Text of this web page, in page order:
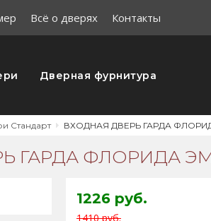
Всё о дверях Контакты
Дверная фурнитура
Стандарт ВХОДНАЯ ДВЕРЬ ГАРДА
ГАРДА ФЛОРИДА
1226 руб.
1410 руб.